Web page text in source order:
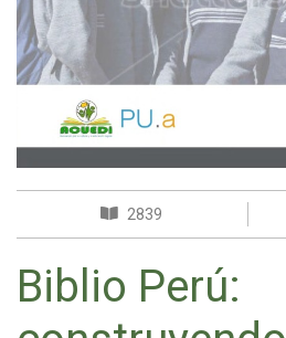
2839
Biblio Perú: